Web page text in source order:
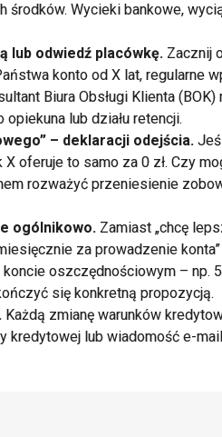
środków. Wycieki bankowe,
lub odwiedź placówkę. Zacznij
konto od X lat, regularne
Biura Obsługi Klienta
lub działu retencji.
– deklaracji odejścia.
X oferuje to samo za 0 zł. Czy
rozważyć przeniesienie
ogólnikowo. Zamiast „chcę
za prowadzenie
oszczędnościowym – np.
się konkretną propozycją.
Każdą zmianę warunków
kredytowej lub wiadomość e-